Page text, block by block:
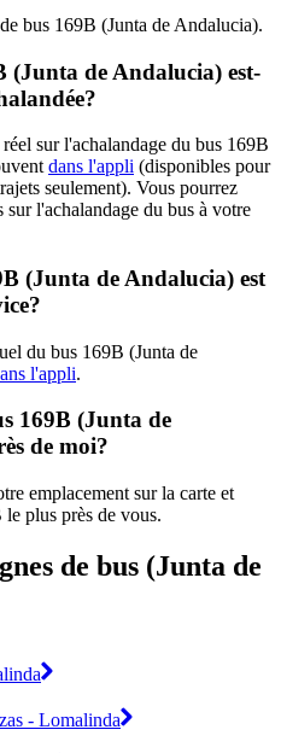
bus 169B (Junta de Andalucia).
(Junta de Andalucia) est-
sur l'achalandage du bus 169B
dans l'appli (disponibles pour
seulement). Vous pourrez
l'achalandage du bus à votre
(Junta de Andalucia) est
du bus 169B (Junta de
l'appli.
169B (Junta de
de moi?
emplacement sur la carte et
plus près de vous.
de bus (Junta de
- Lomalinda